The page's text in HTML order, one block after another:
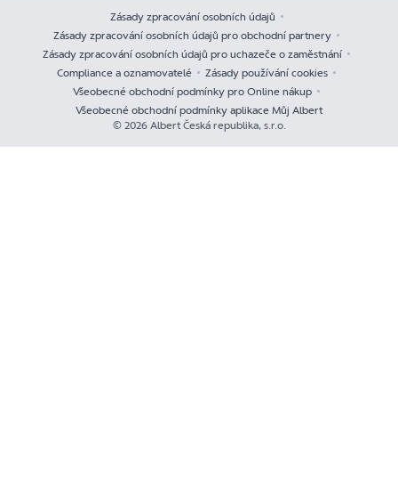
Zásady zpracování osobních údajů
Zásady zpracování osobních údajů pro obchodní partnery
Zásady zpracování osobních údajů pro uchazeče o zaměstnání
Compliance a oznamovatelé
Zásady používání cookies
Všeobecné obchodní podmínky pro Online nákup
Všeobecné obchodní podmínky aplikace Můj Albert
© 2026 Albert Česká republika, s.r.o.